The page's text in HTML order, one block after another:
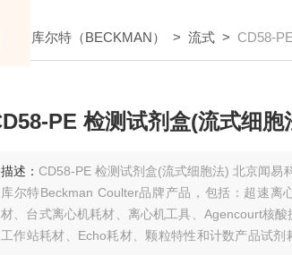
克曼库尔特（BECKMAN） > 流式 > CD58-
PE 检测试剂盒(流式细胞
描述： CD58-PE 检测试剂盒(流式细胞法) 北京闻易科技有限公司专营贝克曼-
库尔特Beckman Coulter品牌产品，包括：超速离
材、台式离心机耗材、离心机工具、Agencourt核
工作站耗材、Echo耗材、颗粒特性和计数产品试剂